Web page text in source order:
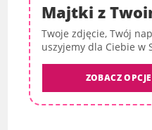
Majtki z
Twoje zdjęcie, Twój
uszyjemy dla Ciebie w
ZOBACZ